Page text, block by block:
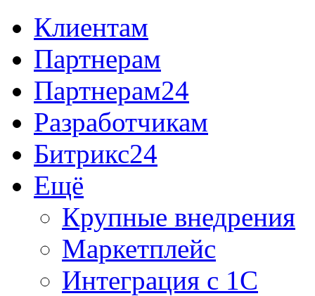
Клиентам
Партнерам
Партнерам24
Разработчикам
Битрикс24
Ещё
Крупные внедрения
Маркетплейс
Интеграция с 1С